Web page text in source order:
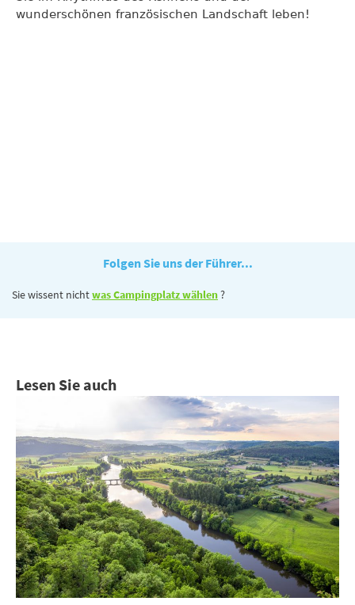
wunderschönen französischen Landschaft leben!
Folgen Sie uns der Führer...
Sie wissent nichtwas Campingplatz wählen?
Lesen Sie auch